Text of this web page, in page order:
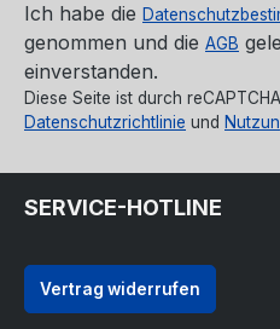
Ich habe die
genommen und die AGB
einverstanden.
Diese Seite ist durch
Datenschutzrichtlinie und
SERVICE-HOTLINE
Vertrag widerrufen